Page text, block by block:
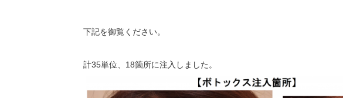
下記を御覧ください。
計35単位、18箇所に注入しました。